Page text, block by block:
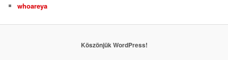
whoareya
Köszönjük WordPress!